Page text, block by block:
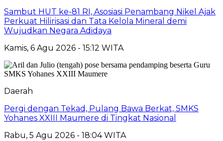
Sambut HUT ke-81 RI, Asosiasi Penambang Nikel Ajak
Perkuat Hilirisasi dan Tata Kelola Mineral demi
Wujudkan Negara Adidaya
Kamis, 6 Agu 2026 - 15:12 WITA
Daerah
Pergi dengan Tekad, Pulang Bawa Berkat, SMKS
Yohanes XXIII Maumere di Tingkat Nasional
Rabu, 5 Agu 2026 - 18:04 WITA